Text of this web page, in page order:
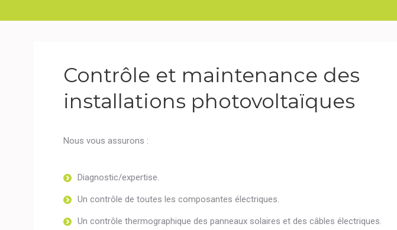
Contrôle et maintenance des
installations photovoltaïques
Nous vous assurons :
Diagnostic/expertise.
Un contrôle de toutes les composantes électriques.
Un contrôle thermographique des panneaux solaires et des câbles électriques.